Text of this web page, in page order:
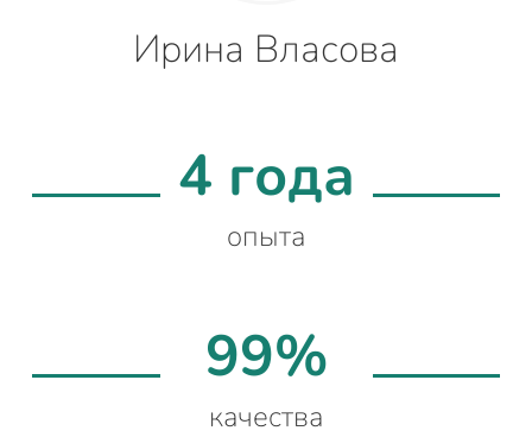
Ирина Власова
4 года
опыта
99%
качества